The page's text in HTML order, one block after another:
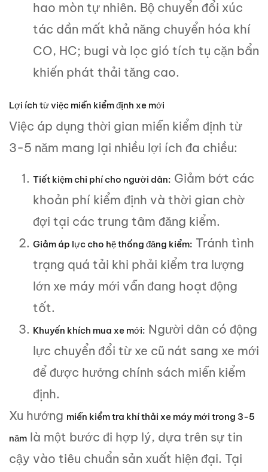
hao mòn tự nhiên. Bộ chuyển đổi xúc
tác dần mất khả năng chuyển hóa khí
CO, HC; bugi và lọc gió tích tụ cặn bẩn
khiến phát thải tăng cao.
Lợi ích từ việc miễn kiểm định xe mới
Việc áp dụng thời gian miễn kiểm định từ
3-5 năm mang lại nhiều lợi ích đa chiều:
Tiết kiệm chi phí cho người dân: Giảm bớt các
khoản phí kiểm định và thời gian chờ
đợi tại các trung tâm đăng kiểm.
Giảm áp lực cho hệ thống đăng kiểm: Tránh tình
trạng quá tải khi phải kiểm tra lượng
lớn xe máy mới vẫn đang hoạt động
tốt.
Khuyến khích mua xe mới: Người dân có động
lực chuyển đổi từ xe cũ nát sang xe mới
để được hưởng chính sách miễn kiểm
định.
Xu hướng miễn kiểm tra khí thải xe máy mới trong 3-5
năm là một bước đi hợp lý, dựa trên sự tin
cậy vào tiêu chuẩn sản xuất hiện đại. Tại